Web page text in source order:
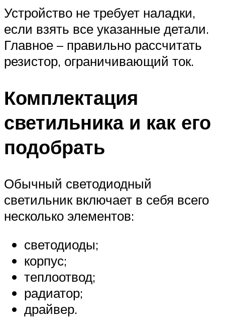
Устройство не требует наладки,
если взять все указанные детали.
Главное – правильно рассчитать
резистор, ограничивающий ток.
Комплектация
светильника и как его
подобрать
Обычный светодиодный
светильник включает в себя всего
несколько элементов:
светодиоды;
корпус;
теплоотвод;
радиатор;
драйвер.